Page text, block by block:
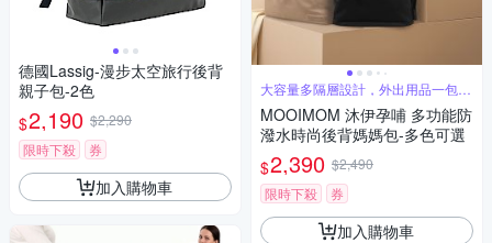
德國Lassig-漫步太空旅行後背
親子包-2色
$2,190 $2,290
限時下殺
券
加入購物車
大容量多隔層設計，外出用品一包搞
定
MOOIMOM 沐伊孕哺 多功能防
潑水時尚後背媽媽包-多色可選
$2,390 $2,490
限時下殺
券
加入購物車